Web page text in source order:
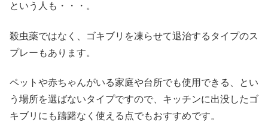
という人も・・・。
殺虫薬ではなく、ゴキブリを凍らせて退治するタイプのス
プレーもあります。
ペットや赤ちゃんがいる家庭や台所でも使用できる、とい
う場所を選ばないタイプですので、キッチンに出没したゴ
キブリにも躊躇なく使える点でもおすすめです。